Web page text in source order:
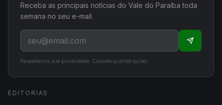
Receba as principais notícias do Vale do Paraíba toda
semana no seu e-mail.
Respeitamos sua privacidade. Cancele quando quiser.
EDITORIAS